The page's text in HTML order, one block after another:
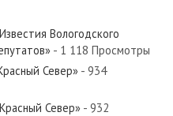
Север»
Вологодского
- 1 118 Просмотры
Север» - 934
Север» - 932